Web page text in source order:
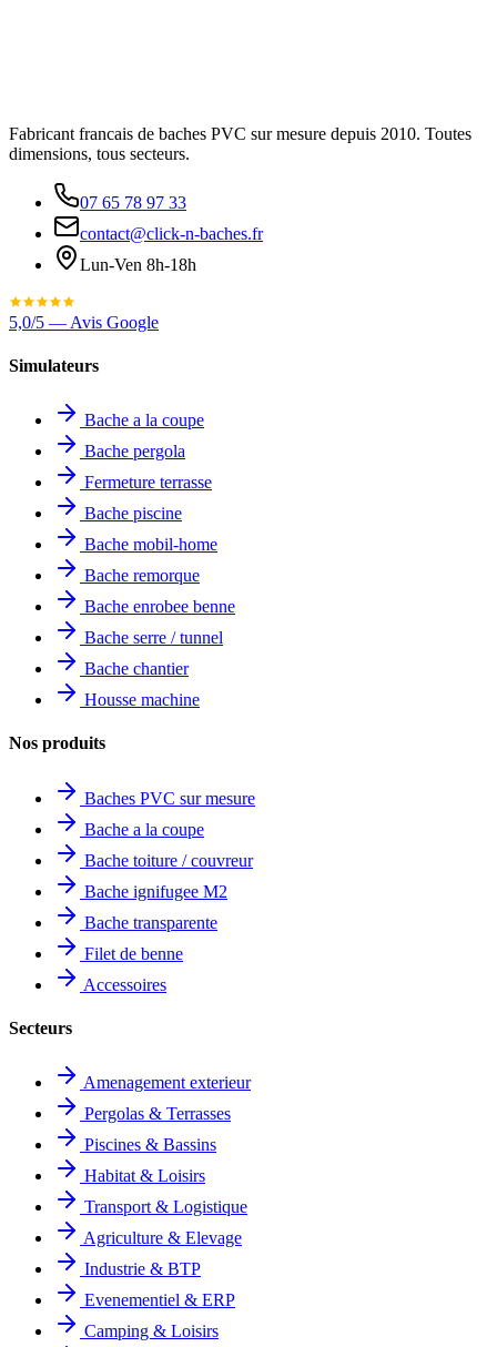
Fabricant francais de baches PVC sur mesure depuis 2010. Toutes
dimensions, tous secteurs.
07 65 78 97 33
contact@click-n-baches.fr
Lun-Ven 8h-18h
5,0/5 — Avis Google
Simulateurs
Bache a la coupe
Bache pergola
Fermeture terrasse
Bache piscine
Bache mobil-home
Bache remorque
Bache enrobee benne
Bache serre / tunnel
Bache chantier
Housse machine
Nos produits
Baches PVC sur mesure
Bache a la coupe
Bache toiture / couvreur
Bache ignifugee M2
Bache transparente
Filet de benne
Accessoires
Secteurs
Amenagement exterieur
Pergolas & Terrasses
Piscines & Bassins
Habitat & Loisirs
Transport & Logistique
Agriculture & Elevage
Industrie & BTP
Evenementiel & ERP
Camping & Loisirs